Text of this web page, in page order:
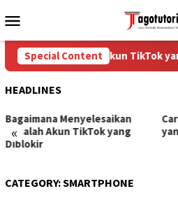
to
Menu
Special Content
Cara Mengatasi Akun TikTok
HEADLINES
«
Bagaimana Menyelesaikan
Masalah Akun TikTok yang
Diblokir
CATEGORY:SMARTPHONE